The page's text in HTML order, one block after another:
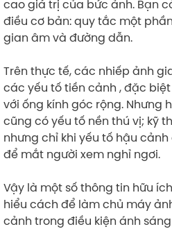
cao giá trị của bức ảnh. Bạn
điều cơ bản: quy tắc một
gian âm và đường dẫn.
Trên thực tế, các nhiếp ảnh
các yếu tố tiền cảnh , đặc
với ống kính góc rộng. Nhưng
cũng có yếu tố nền thú vị; kỹ
nhưng chỉ khi yếu tố hậu
để mắt người xem nghỉ ngơi.
Vậy là một số thông tin hữu
hiểu cách để làm chủ máy
cảnh trong điều kiện ánh